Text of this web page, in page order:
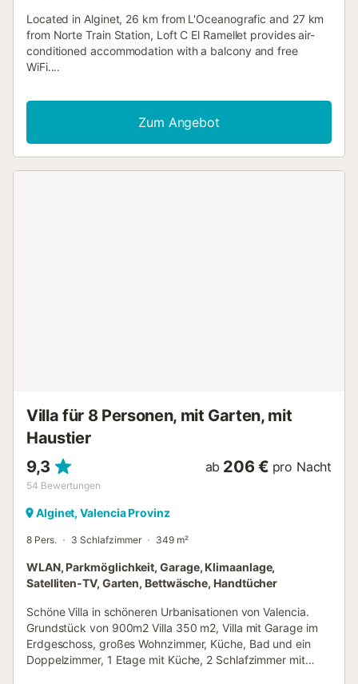
Located in Alginet, 26 km from L'Oceanografic and 27 km
from Norte Train Station, Loft C El Ramellet provides air-
conditioned accommodation with a balcony and free
WiFi....
Zum Angebot
Villa für 8 Personen, mit Garten, mit
Haustier
9,3
54 Bewertungen
ab 206 € pro Nacht
Alginet, Valencia Provinz
8 Pers. 3 Schlafzimmer 349 m²
WLAN, Parkmöglichkeit, Garage, Klimaanlage,
Satelliten-TV, Garten, Bettwäsche, Handtücher
Schöne Villa in schöneren Urbanisationen von Valencia.
Grundstück von 900m2 Villa 350 m2, Villa mit Garage im
Erdgeschoss, großes Wohnzimmer, Küche, Bad und ein
Doppelzimmer, 1 Etage mit Küche, 2 Schlafzimmer mit